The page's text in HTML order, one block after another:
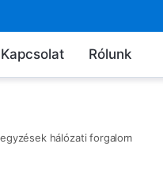
Kapcsolat Rólunk
hálózati forgalom